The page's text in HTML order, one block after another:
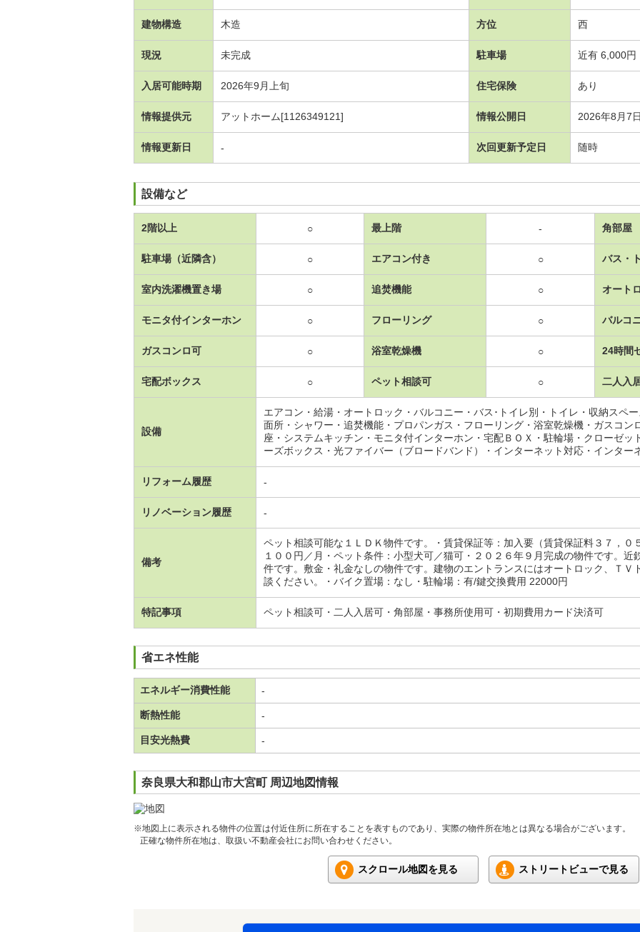
建物構造 木造 方位 西
現況 未完成 駐車場 近有 6,000円
入居可能時期 2026年9月上旬 住宅保険 あり
情報提供元 アットホーム[1126349121] 情報公開日 2026年8月7
情報更新日 - 次回更新予定日 随時
設備など
2階以上 ○ 最上階 - 角部屋
駐車場（近隣含） ○ エアコン付き ○ バス・
室内洗濯機置き場 ○ 追焚機能 ○ オート
モニタ付インターホン ○ フローリング ○ バルコ
ガスコンロ可 ○ 浴室乾燥機 ○ 24時間
宅配ボックス ○ ペット相談可 ○ 二人入
設備
エアコン・給湯・オートロック・バルコニー・バス･トイレ別・トイレ・収納スペ
面所・シャワー・追焚機能・プロパンガス・フローリング・浴室乾燥機・ガスコン
座・システムキッチン・モニタ付インターホン・宅配ＢＯＸ・駐輪場・クローゼッ
ーズボックス・光ファイバー（ブロードバンド）・インターネット対応・インター
リフォーム履歴 -
リノベーション履歴 -
備考
ペット相談可能な１ＬＤＫ物件です。・賃貸保証等：加入要（賃貸保証料３７，０
１００円／月・ペット条件：小型犬可／猫可・２０２６年９月完成の物件です。
件です。敷金・礼金なしの物件です。建物のエントランスにはオートロック、ＴＶ
談ください。・バイク置場：なし・駐輪場：有/鍵交換費用 22000円
特記事項 ペット相談可・二人入居可・角部屋・事務所使用可・初期費用カード決済可
省エネ性能
エネルギー消費性能 -
断熱性能 -
目安光熱費 -
奈良県大和郡山市大宮町 周辺地図情報
※地図上に表示される物件の位置は付近住所に所在することを表すものであり、実際の物件所在地とは異なる場合がございます。
正確な物件所在地は、取扱い不動産会社にお問い合わせください。
スクロール地図を見る ストリートビューで見る